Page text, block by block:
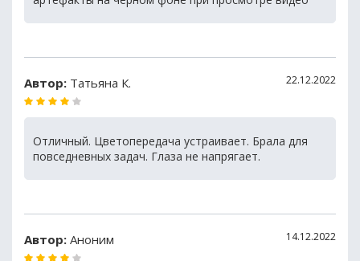
Автор: Татьяна К. 22.12.2022
Отличный. Цветопередача устраивает. Брала для
повседневных задач. Глаза не напрягает.
Автор: Аноним 14.12.2022